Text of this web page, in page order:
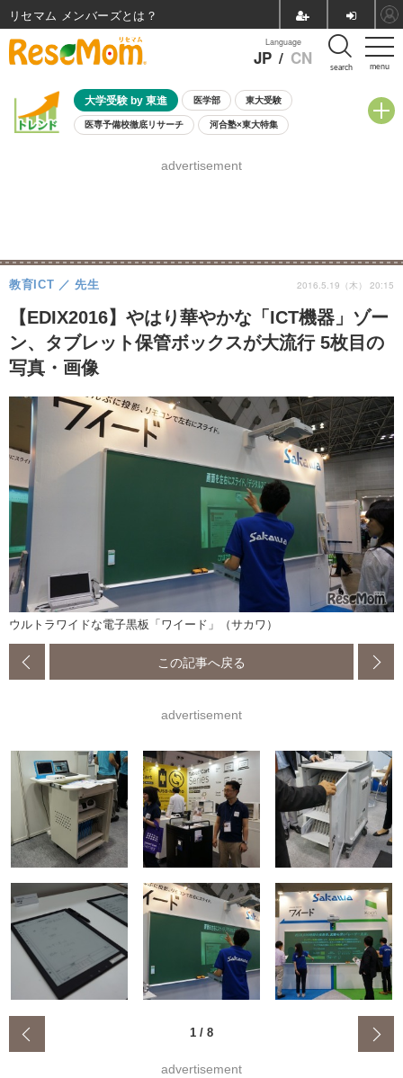
menu
Language
JP / CN search
大学受験 by 東進 医学部 東大受験
医専予備校徹底リサーチ 河合塾×東大特集
8月開催学校説明会・相談会
advertisement
【EDIX2016】やはり華やかな「ICT機器」ゾー
ン、タブレット保管ボックスが大流行 5枚目の
写真・画像
教育ICT 先生 2016.5.19（木） 20:15
ウルトラワイドな電子黒板「ワイード」（サカワ）
この記事へ戻る
advertisement
1 / 8
advertisement
リセマム メンバーズ